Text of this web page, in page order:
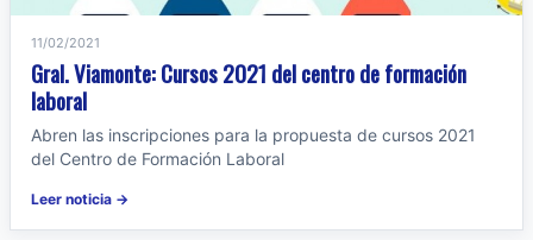
11/02/2021
Gral. Viamonte: Cursos 2021 del centro de formación
laboral
Abren las inscripciones para la propuesta de cursos 2021
del Centro de Formación Laboral
Leer noticia →